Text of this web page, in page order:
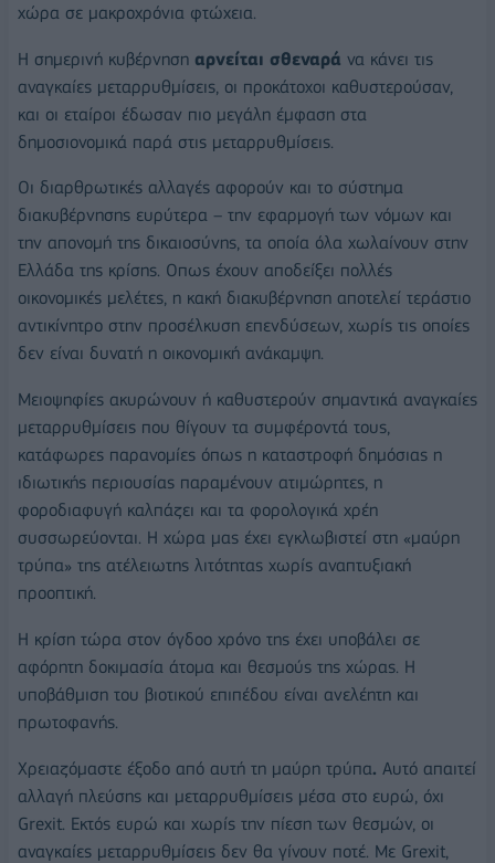
χώρα σε μακροχρόνια φτώχεια.
Η σημερινή κυβέρνηση αρνείται σθεναρά να κάνει τις
αναγκαίες μεταρρυθμίσεις, οι προκάτοχοι καθυστερούσαν,
και οι εταίροι έδωσαν πιο μεγάλη έμφαση στα
δημοσιονομικά παρά στις μεταρρυθμίσεις.
Οι διαρθρωτικές αλλαγές αφορούν και το σύστημα
διακυβέρνησης ευρύτερα – την εφαρμογή των νόμων και
την απονομή της δικαιοσύνης, τα οποία όλα χωλαίνουν στην
Ελλάδα της κρίσης. Οπως έχουν αποδείξει πολλές
οικονομικές μελέτες, η κακή διακυβέρνηση αποτελεί τεράστιο
αντικίνητρο στην προσέλκυση επενδύσεων, χωρίς τις οποίες
δεν είναι δυνατή η οικονομική ανάκαμψη.
Μειοψηφίες ακυρώνουν ή καθυστερούν σημαντικά αναγκαίες
μεταρρυθμίσεις που θίγουν τα συμφέροντά τους,
κατάφωρες παρανομίες όπως η καταστροφή δημόσιας η
ιδιωτικής περιουσίας παραμένουν ατιμώρητες, η
φοροδιαφυγή καλπάζει και τα φορολογικά χρέη
συσσωρεύονται. Η χώρα μας έχει εγκλωβιστεί στη «μαύρη
τρύπα» της ατέλειωτης λιτότητας χωρίς αναπτυξιακή
προοπτική.
Η κρίση τώρα στον όγδοο χρόνο της έχει υποβάλει σε
αφόρητη δοκιμασία άτομα και θεσμούς της χώρας. Η
υποβάθμιση του βιοτικού επιπέδου είναι ανελέητη και
πρωτοφανής.
Χρειαζόμαστε έξοδο από αυτή τη μαύρη τρύπα. Αυτό απαιτεί
αλλαγή πλεύσης και μεταρρυθμίσεις μέσα στο ευρώ, όχι
Grexit. Εκτός ευρώ και χωρίς την πίεση των θεσμών, οι
αναγκαίες μεταρρυθμίσεις δεν θα γίνουν ποτέ. Με Grexit,